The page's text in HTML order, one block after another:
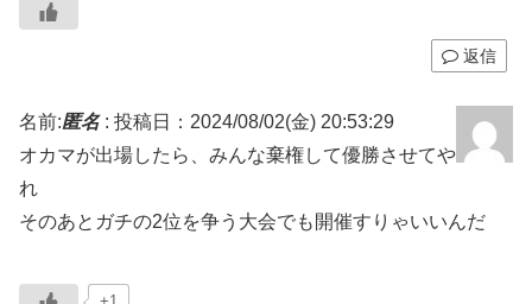
返信
名前:匿名: 投稿日：2024/08/02(金) 20:53:29
オカマが出場したら、みんな棄権して優勝させてや
れ
そのあとガチの2位を争う大会でも開催すりゃいいんだ